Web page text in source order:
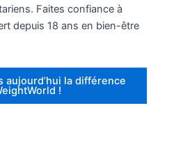
Faites confiance à
depuis 18 ans en bien-être
aujourd’hui la différence
!